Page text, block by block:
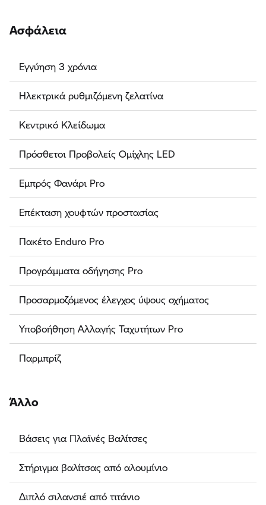
Ασφάλεια
Εγγύηση 3 χρόνια
Ηλεκτρικά ρυθμιζόμενη ζελατίνα
Κεντρικό Κλείδωμα
Πρόσθετοι Προβολείς Ομίχλης LED
Εμπρός Φανάρι Pro
Επέκταση χουφτών προστασίας
Πακέτο Enduro Pro
Προγράμματα οδήγησης Pro
Προσαρμοζόμενος έλεγχος ύψους οχήματος
Υποβοήθηση Αλλαγής Ταχυτήτων Pro
Παρμπρίζ
Άλλο
Βάσεις για Πλαϊνές Βαλίτσες
Στήριγμα βαλίτσας από αλουμίνιο
Διπλό σιλανσιέ από τιτάνιο